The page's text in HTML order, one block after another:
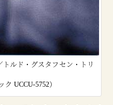
トルド・グスタフセン・トリ
ク UCCU-5752）